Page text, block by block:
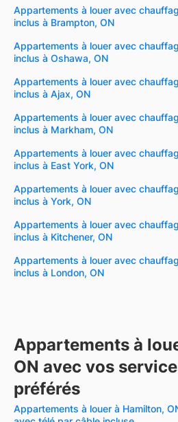
Appartements à louer avec
inclus à Brampton, ON
Appartements à louer avec
inclus à Oshawa, ON
Appartements à louer avec
inclus à Ajax, ON
Appartements à louer avec
inclus à Markham, ON
Appartements à louer avec
inclus à East York, ON
Appartements à louer avec
inclus à York, ON
Appartements à louer avec
inclus à Kitchener, ON
Appartements à louer avec
inclus à London, ON
Appartements à
ON avec vos
préférés
Appartements à louer à Hamilton,